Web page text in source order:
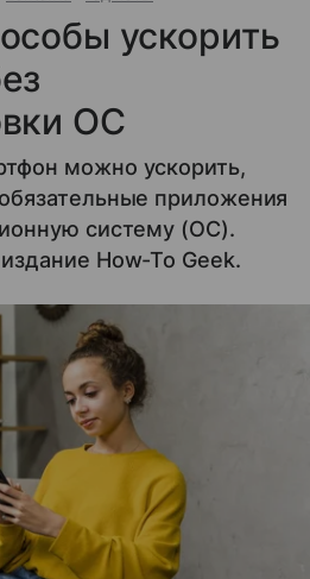
ускорить
ОС
можно ускорить,
приложения
систему (ОС).
How-To Geek.